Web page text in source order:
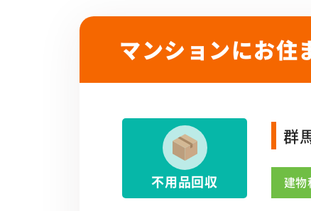
マンションにお住
不用品回収
群
建物